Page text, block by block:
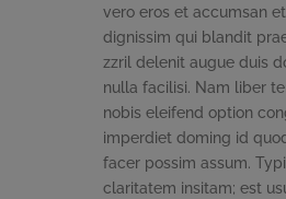
vero eros et accumsan
dignissim qui blandit
zzril delenit augue duis
nulla facilisi. Nam liber
nobis eleifend option
imperdiet doming id
facer possim assum.
claritatem insitam; est